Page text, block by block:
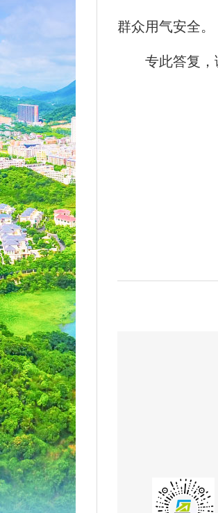
群众用气安全。
专此答复，诚
阳春市
2023